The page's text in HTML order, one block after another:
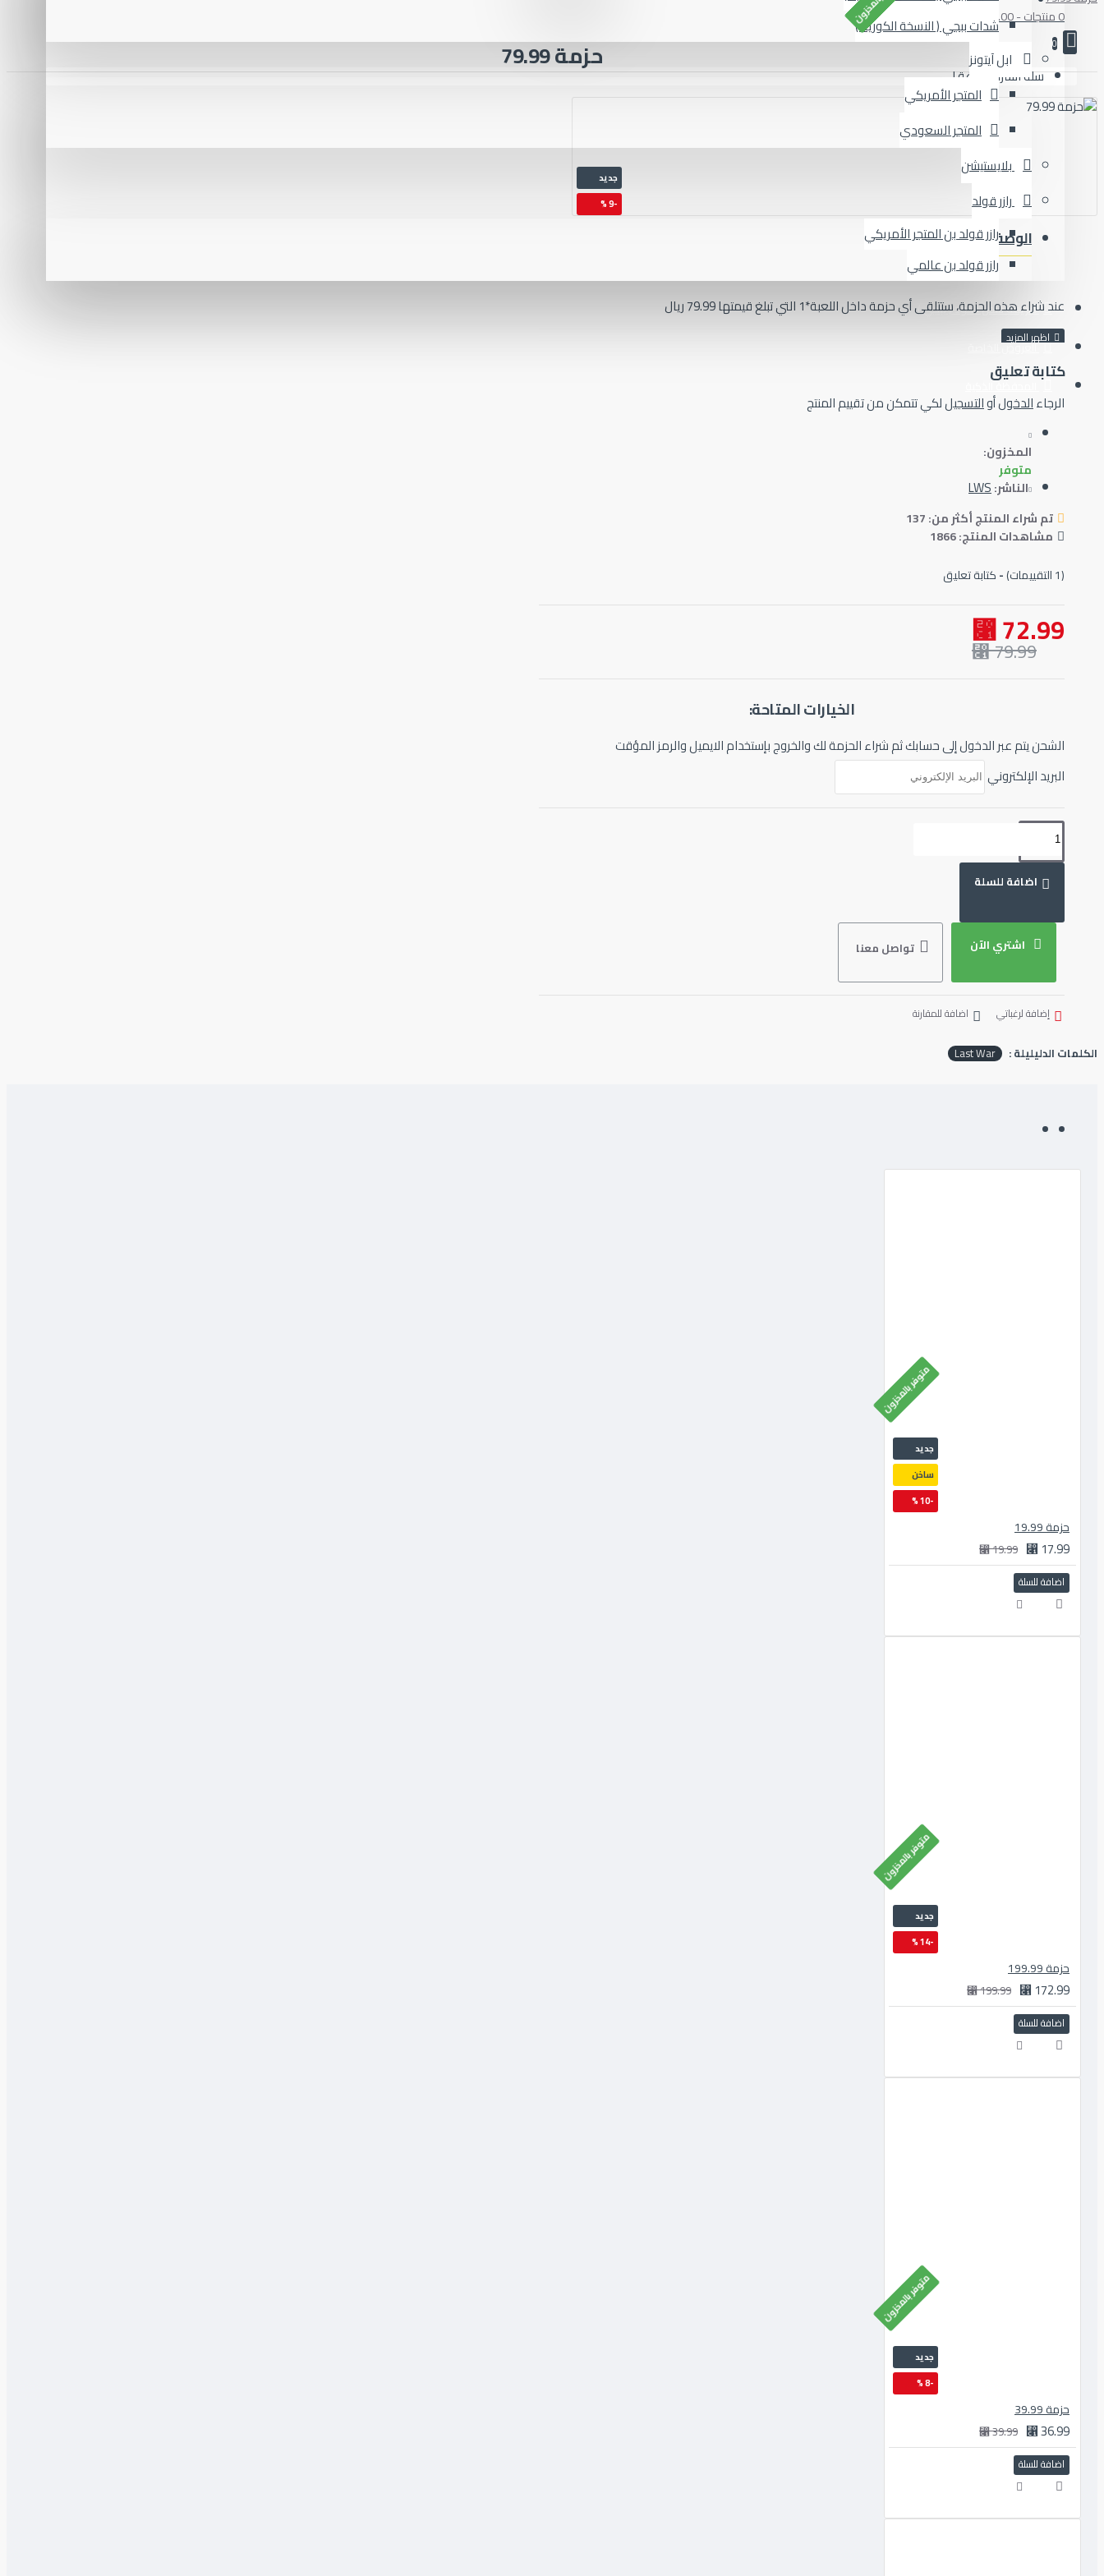
0 منتجات - 0.00 ⃁
0
سلة الشراء فارغة !
شدات ببجي ( النسخة الكورية )
ابل آيتونز
المتجر الأمريكي
المتجر السعودي
بلايستيشن
رازر قولد
رازر قولد بن المتجر الأمريكي
رازر قولد بن عالمي
طريقة شحن الكود ( ببجي )
العروض الخاصة
المحفظة الذكية
حزمة 79.99
جديد
-9 %
الوصف المراجعات
عند شراء هذه الحزمة، ستتلقى أي حزمة داخل اللعبة*1 التي تبلغ قيمتها 79.99 ريال
كتابة تعليق
الرجاءالدخولأوالتسجيللكي تتمكن من تقييم المنتج
المخزون:
متوفر
الناشر:LWS
تم شراء المنتج أكثر من: 137
مشاهدات المنتج: 1866
(1 التقييمات)
-كتابة تعليق
72.99 ⃁
79.99 ⃁
الخيارات المتاحة:
الشحن يتم عبر الدخول إلى حسابك ثم شراء الحزمة لك والخروج بإستخدام الايميل والرمز المؤقت
البريد الإلكتروني
اضافة للسلة
اشتري الآن تواصل معنا
إضافة لرغباتي اضافة للمقارنة
الكلمات الدليليلة : Last War
متوفر بالمخزون
جديد
ساخن
-10 %
حزمة 19.99
17.99 ⃁
19.99 ⃁
اضافة للسلة
متوفر بالمخزون
جديد
-14 %
حزمة 199.99
172.99 ⃁
199.99 ⃁
اضافة للسلة
متوفر بالمخزون
جديد
-8 %
حزمة 39.99
36.99 ⃁
39.99 ⃁
اضافة للسلة